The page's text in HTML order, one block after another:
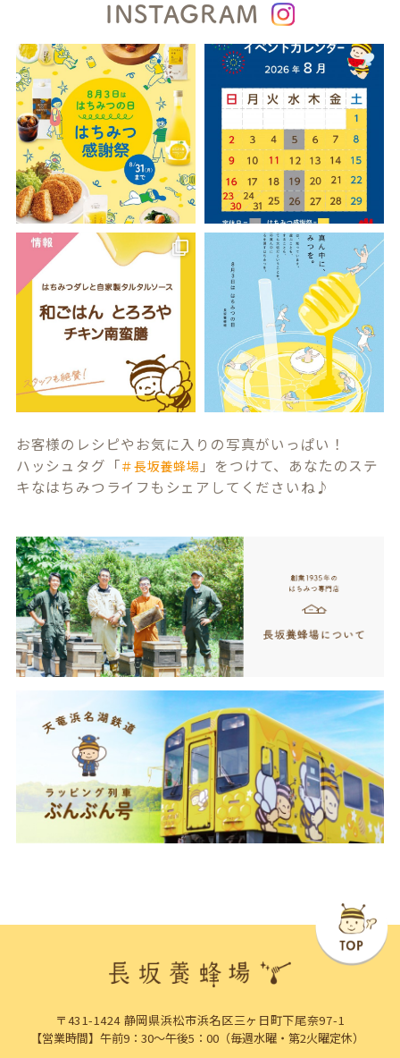
INSTAGRAM
お客様のレシピやお気に入りの写真がいっぱい！
ハッシュタグ「＃長坂養蜂場 」をつけて、あなたのステ
キなはちみつライフもシェアしてくださいね♪
〒431-1424 静岡県浜松市浜名区三ヶ日町下尾奈97-1
【営業時間】午前9：30～午後5：00（毎週水曜・第2火曜定休）